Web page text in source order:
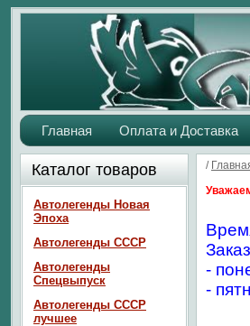
Главная Оплата и Доставка
/
-
-
Каталог товаров
Автолегенды Новая
Эпоха
Автолегенды СССР
Автолегенды
Спецвыпуск
Автолегенды СССР
лучшее